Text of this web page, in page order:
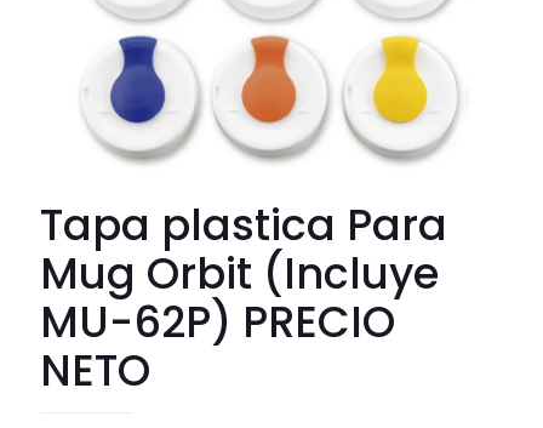
Tapa plastica Para
Mug Orbit (Incluye
MU-62P) PRECIO
NETO